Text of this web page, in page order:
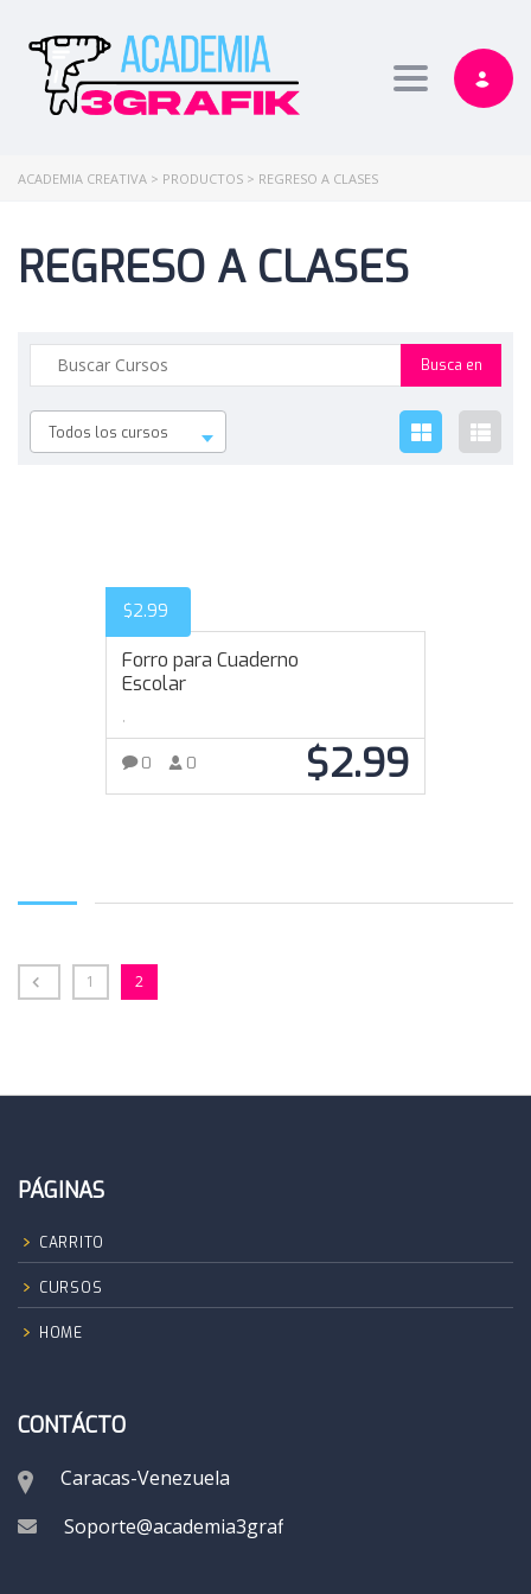
Toggle
ACADEMIA CREATIVA > PRODUCTOS > REGRESO A CLASES
REGRESO A CLASES
Todos los cursos
$2.99
Forro para Cuaderno
Escolar
,
0 0 $2.99
1 2
PÁGINAS
CARRITO
CURSOS
HOME
CONTÁCTO
Caracas-Venezuela
Soporte@academia3grafik.com